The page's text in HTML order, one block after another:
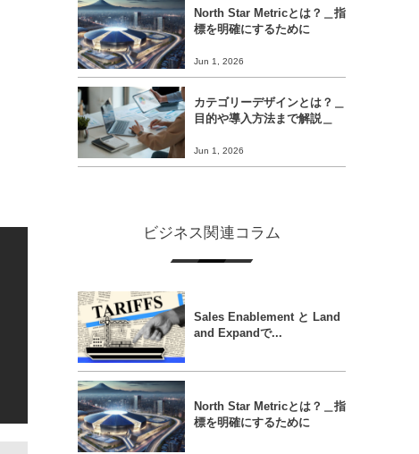
North Star Metricとは？＿指
標を明確にするために
Jun 1, 2026
カテゴリーデザインとは？＿
目的や導入方法まで解説＿
Jun 1, 2026
ビジネス関連コラム
Sales Enablement と Land
and Expandで...
North Star Metricとは？＿指
標を明確にするために